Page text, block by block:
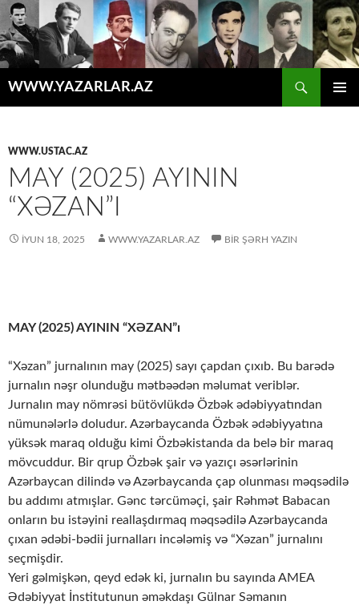
WWW.YAZARLAR.AZ
WWW.USTAC.AZ
MAY (2025) AYININ
“XƏZAN”I
İYUN 18, 2025 WWW.YAZARLAR.AZ BIR ŞƏRH YAZIN
MAY (2025) AYININ “XƏZAN”ı
“Xəzan” jurnalının may (2025) sayı çapdan çıxıb. Bu barədə
jurnalın nəşr olunduğu mətbəədən məlumat veriblər.
Jurnalın may nömrəsi bütövlükdə Özbək ədəbiyyatından
nümunələrlə doludur. Azərbaycanda Özbək ədəbiyyatına
yüksək maraq olduğu kimi Özbəkistanda da belə bir maraq
mövcuddur. Bir qrup Özbək şair və yazıçı əsərlərinin
Azərbaycan dilində və Azərbaycanda çap olunması məqsədilə
bu addımı atmışlar. Gənc tərcüməçi, şair Rəhmət Babacan
onların bu istəyini reallaşdırmaq məqsədilə Azərbaycanda
çıxan ədəbi-bədii jurnalları incələmiş və “Xəzan” jurnalını
seçmişdir.
Yeri gəlmişkən, qeyd edək ki, jurnalın bu sayında AMEA
Ədəbiyyat İnstitutunun əməkdaşı Gülnar Səmanın